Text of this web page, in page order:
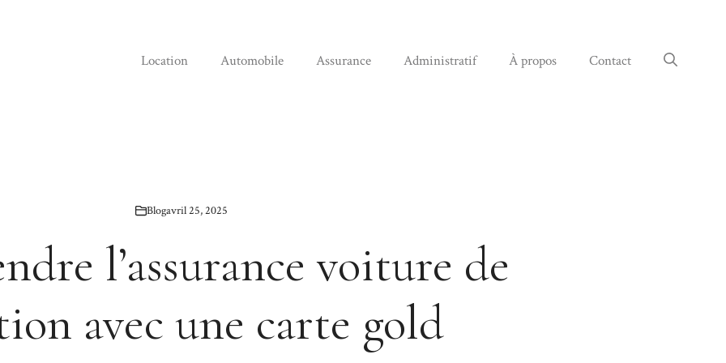
Location Automobile Assurance Administratif À propos Contact
Blogavril 25, 2025
l’assurance voiture de
avec une carte gold